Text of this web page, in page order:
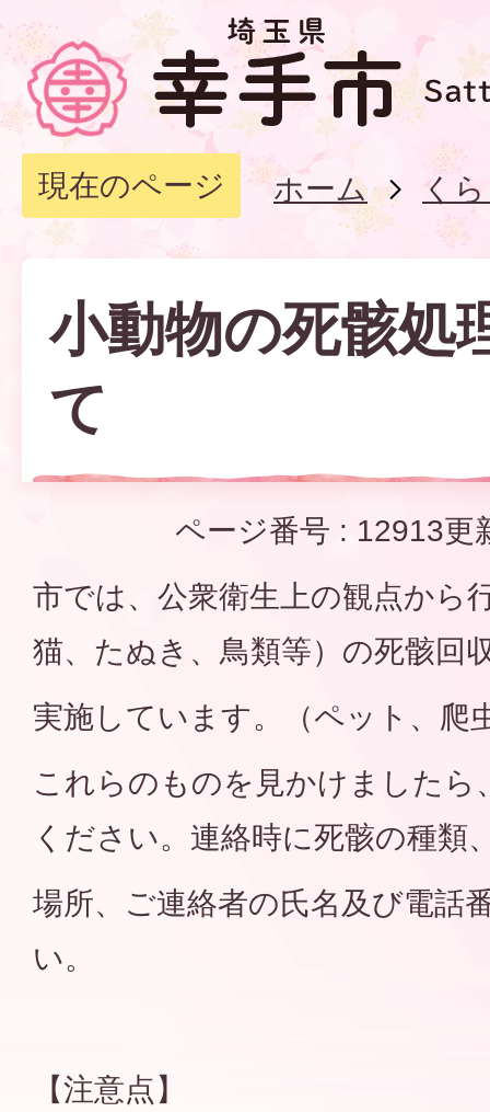
現在のページ ホーム く
小動物の死骸処
て
ページ番号 : 12913更
市では、公衆衛生上の観点から
猫、たぬき、鳥類等）の死骸回
実施しています。（ペット、爬
これらのものを見かけましたら
ください。連絡時に死骸の種類
場所、ご連絡者の氏名及び電話
い。
【注意点】